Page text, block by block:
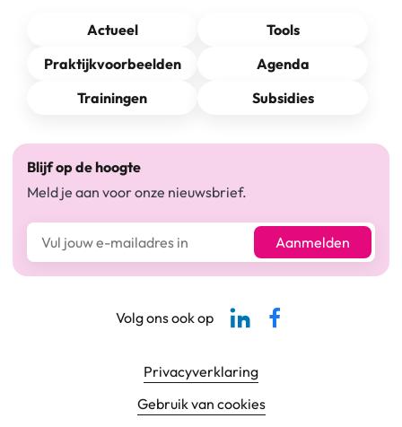
Actueel
Tools
Praktijkvoorbeelden
Agenda
Trainingen
Subsidies
Blijf op de hoogte
Meld je aan voor onze nieuwsbrief.
E-mailadres* Aanmelden
Footer navigatie
Privacyverklaring
Gebruik van cookies
Volg ons ook op
Linkedin-pagina SBCM
Facebook SBCM